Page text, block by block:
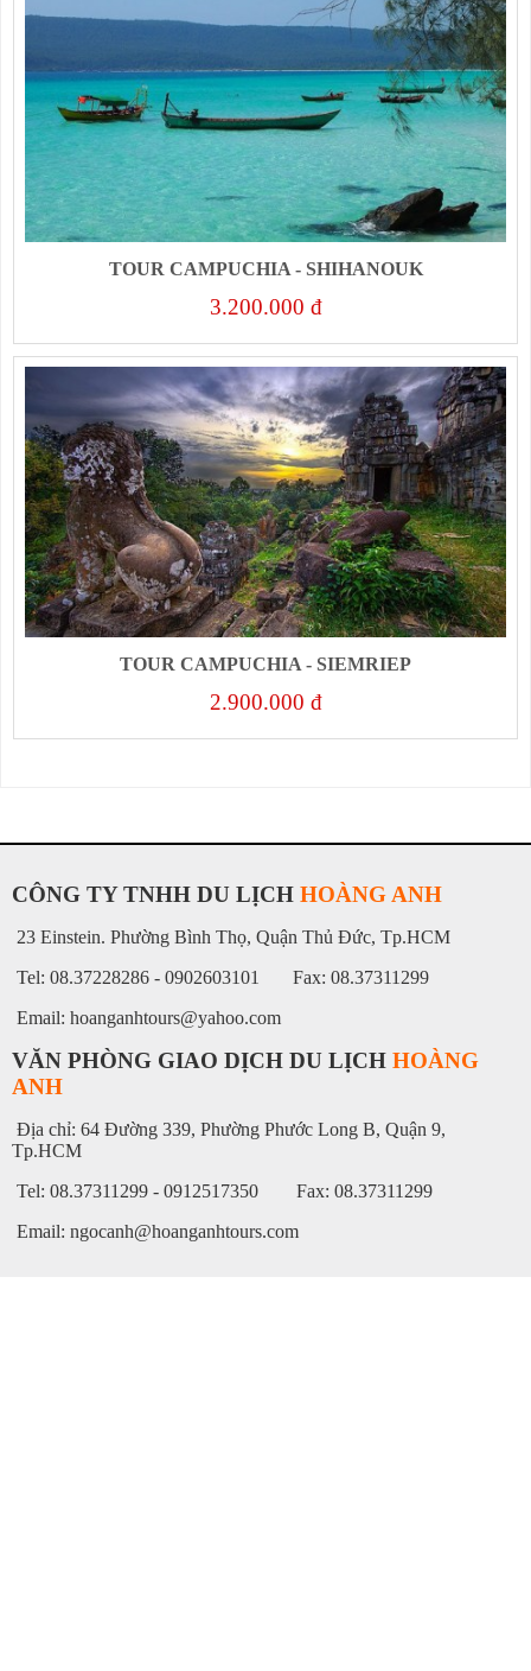
TOUR CAMPUCHIA - SHIHANOUK
3.200.000 đ
TOUR CAMPUCHIA - SIEMRIEP
2.900.000 đ
CÔNG TY TNHH DU LỊCH HOÀNG ANH
23 Einstein. Phường Bình Thọ, Quận Thủ Đức, Tp.HCM
Tel: 08.37228286 - 0902603101 Fax: 08.37311299
Email: hoanganhtours@yahoo.com
VĂN PHÒNG GIAO DỊCH DU LỊCH HOÀNG
ANH
Địa chỉ: 64 Đường 339, Phường Phước Long B, Quận 9,
Tp.HCM
Tel: 08.37311299 - 0912517350 Fax: 08.37311299
Email: ngocanh@hoanganhtours.com